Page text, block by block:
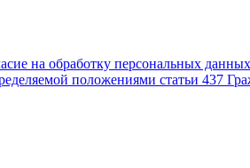
на обработку персональных данных
положениями статьи 437